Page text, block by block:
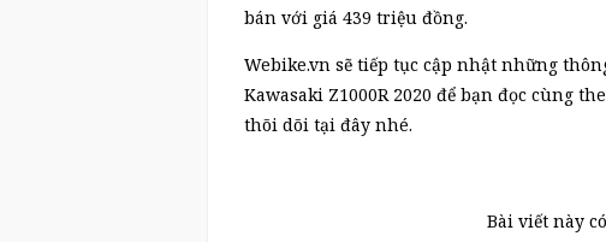
bán với giá 439 triệu đồng.
Webike.vn sẽ tiếp tục cập nhật những
Kawasaki Z1000R 2020 để bạn đọc cùng
thõi dõi tại đây nhé.
Bài viết này